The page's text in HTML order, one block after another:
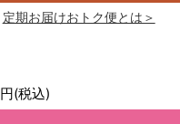
定期お届けおトク便とは＞
円(税込)